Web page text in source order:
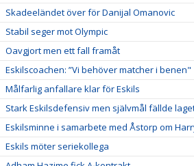
Skadeeländet över för Danijal Omanovic
Stabil seger mot Olympic
Oavgjort men ett fall framåt
Eskilscoachen: ”Vi behöver matcher i benen"
Målfarlig anfallare klar för Eskils
Stark Eskilsdefensiv men självmål fällde
Eskilsminne i samarbete med Åstorp om
Eskils möter seriekollega